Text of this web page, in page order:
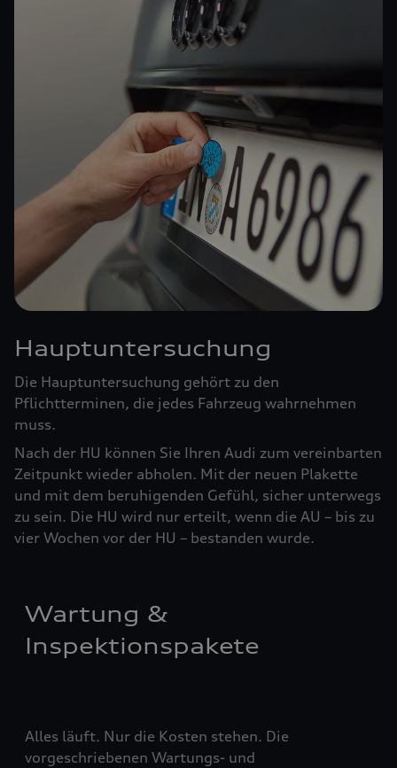
Hauptuntersuchung
Die Hauptuntersuchung gehört zu den
Pflichtterminen, die jedes Fahrzeug wahrnehmen
muss.
Nach der HU können Sie Ihren Audi zum vereinbarten
Zeitpunkt wieder abholen. Mit der neuen Plakette
und mit dem beruhigenden Gefühl, sicher unterwegs
zu sein. Die HU wird nur erteilt, wenn die AU – bis zu
vier ­Woch­en vor der HU – bestanden wurde.
Wartung &
Inspektionspakete
Alles läuft. Nur die Kosten stehen. Die
vorgeschriebenen Wartungs- und